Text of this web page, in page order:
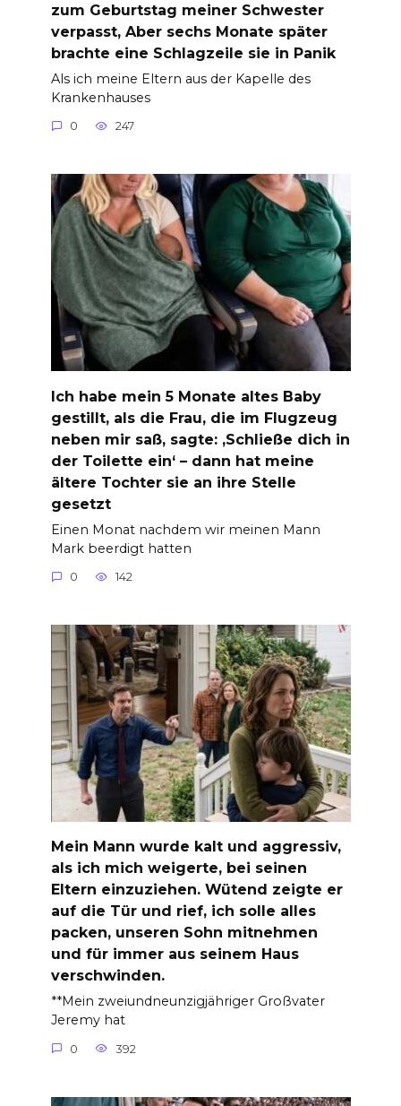
zum Geburtstag meiner Schwester
verpasst, Aber sechs Monate später
brachte eine Schlagzeile sie in Panik
Als ich meine Eltern aus der Kapelle des
Krankenhauses
0 247
Ich habe mein 5 Monate altes Baby
gestillt, als die Frau, die im Flugzeug
neben mir saß, sagte: ‚Schließe dich in
der Toilette ein‘ – dann hat meine
ältere Tochter sie an ihre Stelle
gesetzt
Einen Monat nachdem wir meinen Mann
Mark beerdigt hatten
0 142
Mein Mann wurde kalt und aggressiv,
als ich mich weigerte, bei seinen
Eltern einzuziehen. Wütend zeigte er
auf die Tür und rief, ich solle alles
packen, unseren Sohn mitnehmen
und für immer aus seinem Haus
verschwinden.
**Mein zweiundneunzigjähriger Großvater
Jeremy hat
0 392